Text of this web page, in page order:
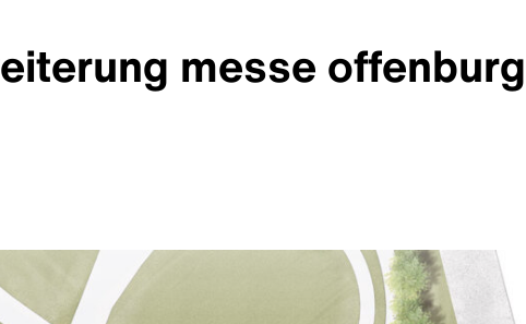
messe offenburg